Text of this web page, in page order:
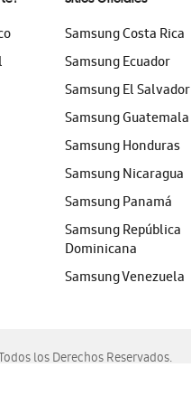
Samsung Costa Rica
Samsung Ecuador
Samsung El Salvador
Samsung Guatemala
Samsung Honduras
Samsung Nicaragua
Samsung Panamá
Samsung República
Dominicana
Samsung Venezuela
los Derechos Reservados.